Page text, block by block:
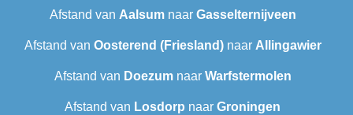
Afstand van Aalsumnaar Gasselternijveen
Afstand van Oosterend (Friesland)naar Allingawier
Afstand van Doezumnaar Warfstermolen
Afstand van Losdorp naar Groningen